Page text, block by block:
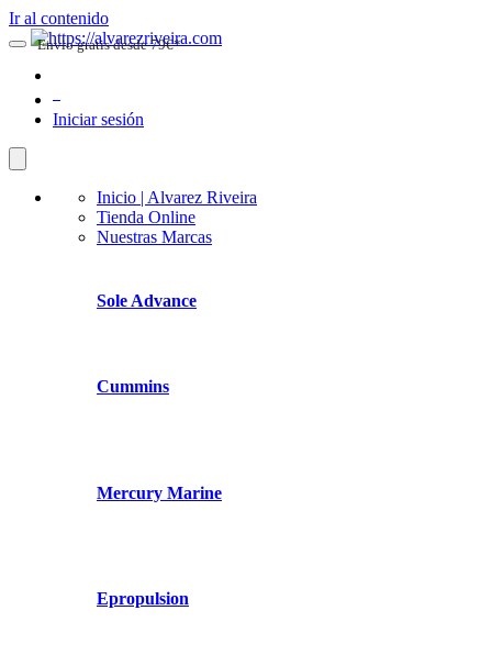
Ir al contenido
Iniciar sesión
Inicio | Alvarez Riveira
Tienda Online
Nuestras Marcas
Sole Advance
Cummins
Mercury Marine
Epropulsion
Envio gratis desde 79€*